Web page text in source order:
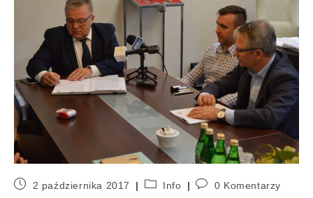
2 października 2017 Info 0 Komentarzy